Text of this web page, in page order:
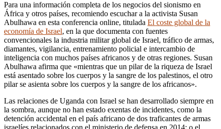
Para una información completa de los negocios del sionismo en
África y otros países, recomiendo escuchar a la activista Susan
Abulhawa en esta conferencia online, titulada El coste global de la
economía de Israel, en la que documenta con fuentes
convencionales la industria militar global de Israel, tráfico de armas,
diamantes, vigilancia, entrenamiento policial e intercambio de
inteligencia con muchos países africanos y de otras regiones. Susan
Abulhawa afirma que «mientras que un pilar de la riqueza de Israel
está asentado sobre los cuerpos y la sangre de los palestinos, el otro
pilar se asienta sobre los cuerpos y la sangre de los africanos».
Las relaciones de Uganda con Israel se han desarrollado siempre en
la sombra, aunque no han estado exentas de incidentes, como la
detención accidental en el país africano de dos traficantes de armas